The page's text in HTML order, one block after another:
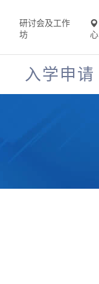
研讨会及工作
坊
心
入学申请